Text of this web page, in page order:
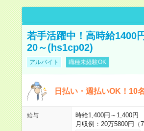
若手活躍中！高時給1400
20～(hs1cp02)
アルバイト 職種未経験OK
日払い・週払いOK！10
給与
時給1,400円～1,400円
月収例：20万5800円